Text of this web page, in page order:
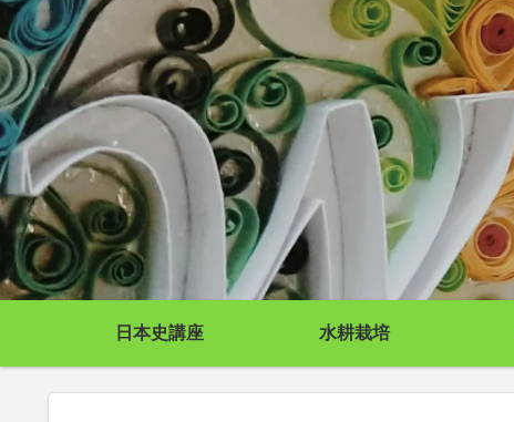
日本史講座 水耕栽培